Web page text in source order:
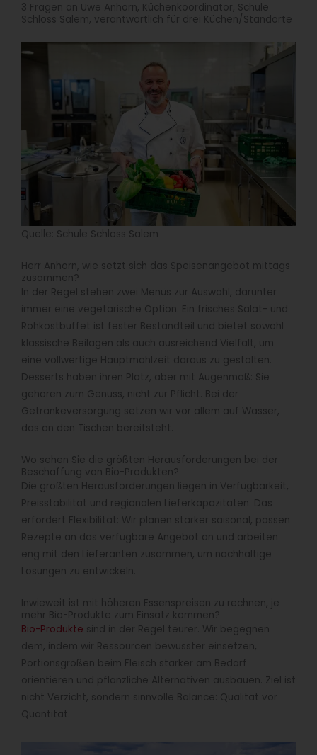
3 Fragen an Uwe Anhorn, Küchenkoordinator, Schule
Schloss Salem, verantwortlich für drei Küchen/Standorte
Quelle: Schule Schloss Salem
Herr Anhorn, wie setzt sich das Speisenangebot mittags
zusammen?
In der Regel stehen zwei Menüs zur Auswahl, darunter
immer eine vegetarische Option. Ein frisches Salat- und
Rohkostbuffet ist fester Bestandteil und bietet sowohl
klassische Beilagen als auch ausreichend Vielfalt, um
eine vollwertige Hauptmahlzeit daraus zu gestalten.
Desserts haben ihren Platz, aber mit Augenmaß: Sie
gehören zum Genuss, nicht zur Pflicht. Bei der
Getränkeversorgung setzen wir vor allem auf Wasser,
das an den Tischen bereitsteht.
Wo sehen Sie die größten Herausforderungen bei der
Beschaffung von Bio-Produkten?
Die größten Herausforderungen liegen in Verfügbarkeit,
Preisstabilität und regionalen Lieferkapazitäten. Das
erfordert Flexibilität: Wir planen stärker saisonal, passen
Rezepte an das verfügbare Angebot an und arbeiten
eng mit den Lieferanten zusammen, um nachhaltige
Lösungen zu entwickeln.
Inwieweit ist mit höheren Essenspreisen zu rechnen, je
mehr Bio-Produkte zum Einsatz kommen?
Bio-Produkte sind in der Regel teurer. Wir begegnen
dem, indem wir Ressourcen bewusster einsetzen,
Portionsgrößen beim Fleisch stärker am Bedarf
orientieren und pflanzliche Alternativen ausbauen. Ziel ist
nicht Verzicht, sondern sinnvolle Balance: Qualität vor
Quantität.